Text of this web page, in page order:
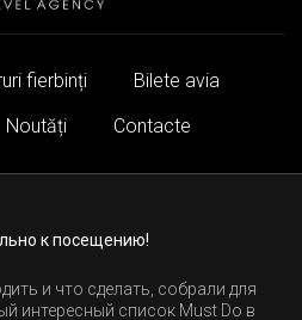
fierbinți
Bilete avia
Noutăți Contacte
к посещению!
и что сделать, собрали для
интересный список Must Do в